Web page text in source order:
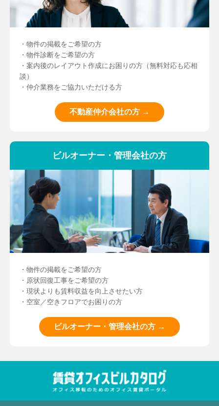
・物件の掲載をご希望の方
・物件診断をご希望の方
・案内後のレイアウト作成にお困りの方（無料対応も応相
談）
・仲介業務をご協力いただける方
不動産仲介会社の方 →
ビルオーナー・管理会社の方
・物件の掲載をご希望の方
・原状回復工事をご希望の方
・現状よりも賃料収益を向上させたい方
・空室／空きフロアでお困りの方
ビルオーナー・管理会社の方 →